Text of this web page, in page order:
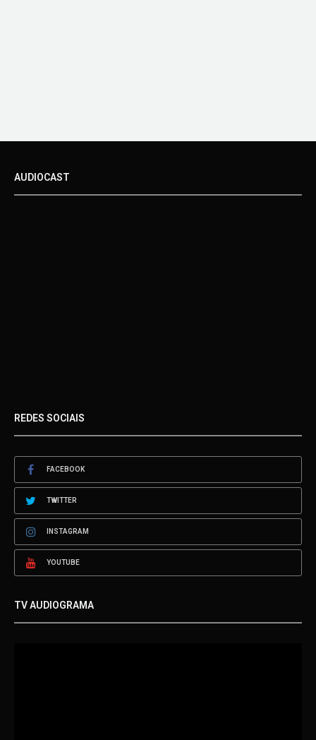
AUDIOCAST
REDES SOCIAIS
FACEBOOK
TWITTER
INSTAGRAM
YOUTUBE
TV AUDIOGRAMA